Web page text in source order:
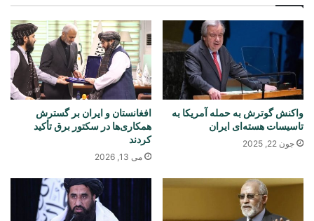
واکنش گوترش به حمله آمریکا به
تاسیسات هسته‌ای ایران
جون 22, 2025
افغانستان و ایران بر گسترش
همکاری‌ها در سکتور برق تأکید
کردند
می 13, 2026